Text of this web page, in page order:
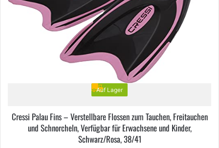
auf
der
Produktseite
gewählt
werden
Auf Lager
Cressi Palau Fins – Verstellbare Flossen zum Tauchen, Freitauchen
und Schnorcheln, Verfügbar für Erwachsene und Kinder,
Schwarz/Rosa, 38/41